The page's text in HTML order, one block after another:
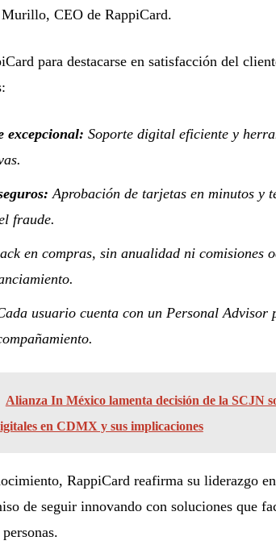
CEO de RappiCard.
para destacarse en satisfacción del
excepcional: Soporte digital eficiente y
Aprobación de tarjetas en minutos y
fraude.
en compras, sin anualidad ni comisiones
usuario cuenta con un Personal Advisor
Alianza In México lamenta decisión de la SCJN
en CDMX y sus implicaciones
RappiCard reafirma su liderazgo
de seguir innovando con soluciones que